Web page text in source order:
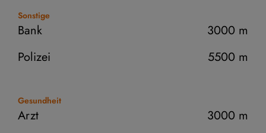
Sonstige
Bank
3000 m
Polizei
5500 m
Gesundheit
Arzt
3000 m